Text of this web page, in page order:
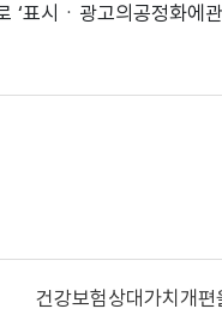
‘표시ㆍ광고의공정화에
건강보험상대가치개